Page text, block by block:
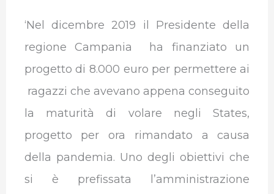
‘Nel dicembre 2019 il Presidente della
regione Campania ha finanziato un
progetto di 8.000 euro per permettere ai
ragazzi che avevano appena conseguito
la maturità di volare negli States,
progetto per ora rimandato a causa
della pandemia. Uno degli obiettivi che
si è prefissata l’amministrazione